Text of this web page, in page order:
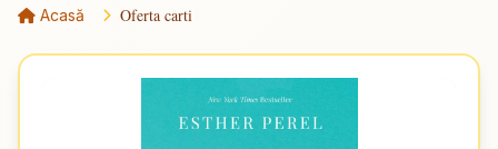
Acasă Oferta carti